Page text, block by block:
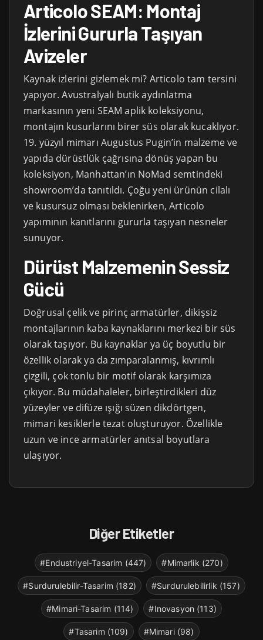
Articolo SEAM: Montaj
İzlerini Gururla Taşıyan
Avizeler
Kaynak izlerini gizlemek mi? Articolo tam tersini
yapıyor. Avustralyalı butik aydınlatma
markasının yeni SEAM aplik koleksiyonu,
montajın kusurlarını birer süs olarak kucaklıyor.
19. yüzyıl mimarı Augustus Pugin’in malzeme ve
yapıda dürüstlük çağrısına dönüş yapan bu
koleksiyon, Manhattan’ın NoMad semtindeki
showroom’da tanıtıldı. Çoğu yeni ürünün cilalı
ve kusursuz olması beklenirken, Articolo
yapımının kanıtlarını gururla taşıyan nesneler
sunuyor.
Dürüst Malzemenin Sessiz
Gücü
Doğrusal çelik ve pirinç armatürler, dikişsiz
montajlarının kaba kaynaklarını merkezi bir süs
olarak taşıyor. Bu kaynaklar ya üç boyutlu bir
özellik olarak ya da zımparalanmış, kıvrımlı
çizgili, çok tonlu bir motif olarak karşımıza
çıkıyor. Bu müdahaleler, birleştirdikleri düz
yüzeyler ve difüze ışığı süzen dikdörtgen,
mimari kesiklerle tezat oluşturuyor. Özellikle
uzun ve ince armatürler anıtsal boyutlara
ulaşıyor.
Diğer Etiketler
#Endustriyel-Tasarim (447) #Mimarlik (270)
#Surdurulebilir-Tasarim (182) #Surdurulebilirlik (157)
#Mimari-Tasarim (114) #Inovasyon (113)
#Tasarim (109) #Mimari (98)